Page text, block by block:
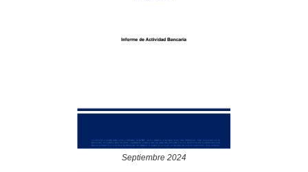
Septiembre 2024